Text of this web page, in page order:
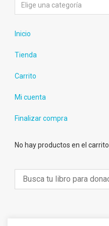
Elige una categoría
Inicio
Tienda
Carrito
Mi cuenta
Finalizar compra
No hay productos en el carrito.